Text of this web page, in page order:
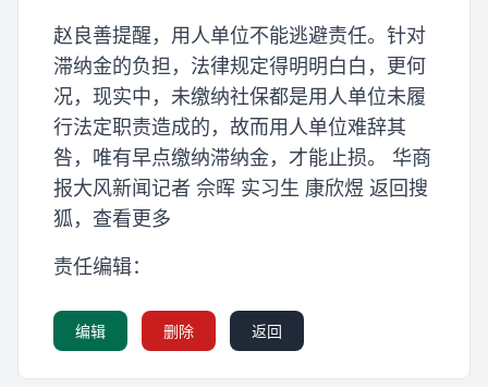
赵良善提醒，用人单位不能逃避责任。针对
滞纳金的负担，法律规定得明明白白，更何
况，现实中，未缴纳社保都是用人单位未履
行法定职责造成的，故而用人单位难辞其
咎，唯有早点缴纳滞纳金，才能止损。 华商
报大风新闻记者 佘晖 实习生 康欣煜 返回搜
狐，查看更多
责任编辑：
编辑 删除 返回